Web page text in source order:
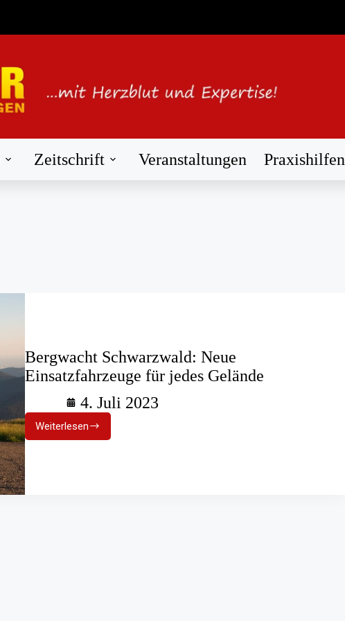
Zeitschrift Veranstaltungen Praxishilfen
Bergwacht Schwarzwald: Neue
Einsatzfahrzeuge für jedes Gelände
4. Juli 2023
WeiterlesenBergwacht
Schwarzwald: